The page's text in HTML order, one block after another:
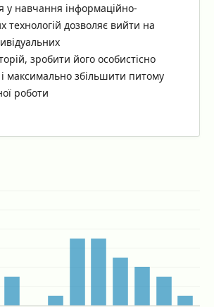
у навчання інформаційно-
технологій дозволяє вийти на
зробити його особистісно
максимально збільшити питому
роботи